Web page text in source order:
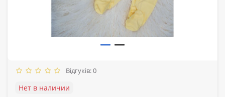
Відгуків: 0
Нет в наличии